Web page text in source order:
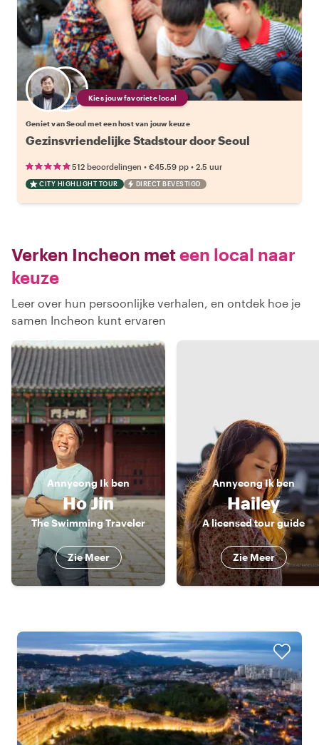
Kies jouw favoriete local
Geniet van Seoul met een host van jouw keuze
Gezinsvriendelijke Stadstour door Seoul
512 beoordelingen • €45.59 pp • 2.5 uur
CITY HIGHLIGHT TOUR DIRECT BEVESTIGD
Verken Incheon meteen local naar
keuze
Leer over hun persoonlijke verhalen, en ontdek hoe je
samen Incheon kunt ervaren
Annyeong Ik ben
Ho Jin
The Swimming Traveler
Zie Meer
AnnyeongIk ben
Hailey
A licensed tour guide
Zie Meer